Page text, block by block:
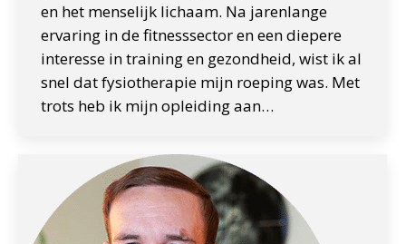
en het menselijk lichaam. Na jarenlange
ervaring in de fitnesssector en een diepere
interesse in training en gezondheid, wist ik al
snel dat fysiotherapie mijn roeping was. Met
trots heb ik mijn opleiding aan…